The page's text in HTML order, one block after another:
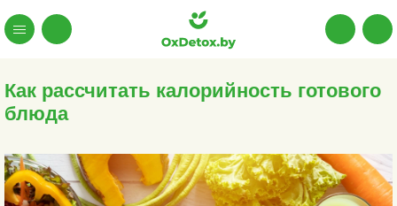
Как рассчитать калорийность готового
блюда